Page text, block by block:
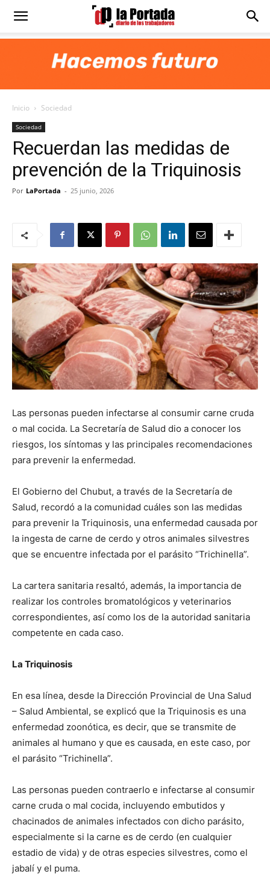
Diario
Portada
Inicio Sociedad
Sociedad
Recuerdan las medidas de
prevención de la Triquinosis
Por LaPortada - 25 junio, 2026
Las personas pueden infectarse al consumir carne cruda
o mal cocida. La Secretaría de Salud dio a conocer los
riesgos, los síntomas y las principales recomendaciones
para prevenir la enfermedad.
El Gobierno del Chubut, a través de la Secretaría de
Salud, recordó a la comunidad cuáles son las medidas
para prevenir la Triquinosis, una enfermedad causada por
la ingesta de carne de cerdo y otros animales silvestres
que se encuentre infectada por el parásito “Trichinella”.
La cartera sanitaria resaltó, además, la importancia de
realizar los controles bromatológicos y veterinarios
correspondientes, así como los de la autoridad sanitaria
competente en cada caso.
La Triquinosis
En esa línea, desde la Dirección Provincial de Una Salud
– Salud Ambiental, se explicó que la Triquinosis es una
enfermedad zoonótica, es decir, que se transmite de
animales al humano y que es causada, en este caso, por
el parásito “Trichinella”.
Las personas pueden contraerlo e infectarse al consumir
carne cruda o mal cocida, incluyendo embutidos y
chacinados de animales infectados con dicho parásito,
especialmente si la carne es de cerdo (en cualquier
estadio de vida) y de otras especies silvestres, como el
jabalí y el puma.